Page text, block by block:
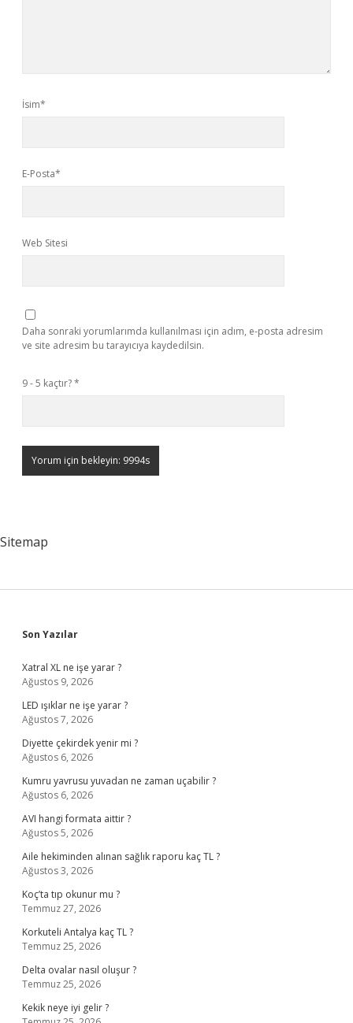
İsim*
E-Posta*
Web Sitesi
Daha sonraki yorumlarımda kullanılması için adım, e-posta adresim
ve site adresim bu tarayıcıya kaydedilsin.
9 - 5 kaçtır?*
Sitemap
Sidebar
Son Yazılar
Xatral XL ne işe yarar ?
Ağustos 9, 2026
LED ışıklar ne işe yarar ?
Ağustos 7, 2026
Diyette çekirdek yenir mi ?
Ağustos 6, 2026
Kumru yavrusu yuvadan ne zaman uçabilir ?
Ağustos 6, 2026
AVI hangi formata aittir ?
Ağustos 5, 2026
Aile hekiminden alınan sağlık raporu kaç TL ?
Ağustos 3, 2026
Koç’ta tıp okunur mu ?
Temmuz 27, 2026
Korkuteli Antalya kaç TL ?
Temmuz 25, 2026
Delta ovalar nasıl oluşur ?
Temmuz 25, 2026
Kekik neye iyi gelir ?